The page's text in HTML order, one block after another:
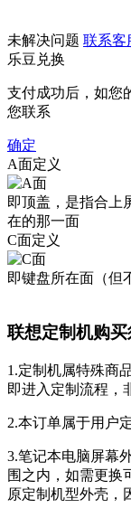
未解决问题 联系客
乐豆兑换
支付成功后，如您
您联系
确定
A面定义
即顶盖，是指合上
在的那一面
C面定义
即键盘所在面（但
联想定制机购买
1.定制机属特殊商
即进入定制流程，
2.本订单属于用户
3.笔记本电脑屏幕
围之内，如需更换
原定制机型外壳，